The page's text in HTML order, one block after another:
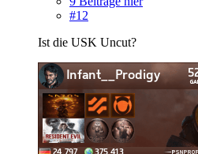
#12
Ist die USK Uncut?